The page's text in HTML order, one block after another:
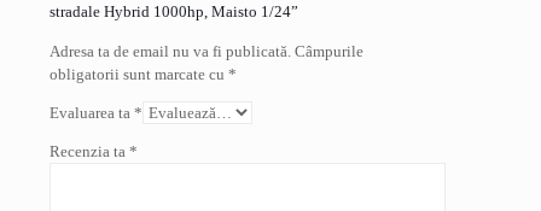
stradale Hybrid 1000hp, Maisto 1/24”
Adresa ta de email nu va fi publicată. Câmpurile
obligatorii sunt marcate cu *
Evaluarea ta *
Recenzia ta *